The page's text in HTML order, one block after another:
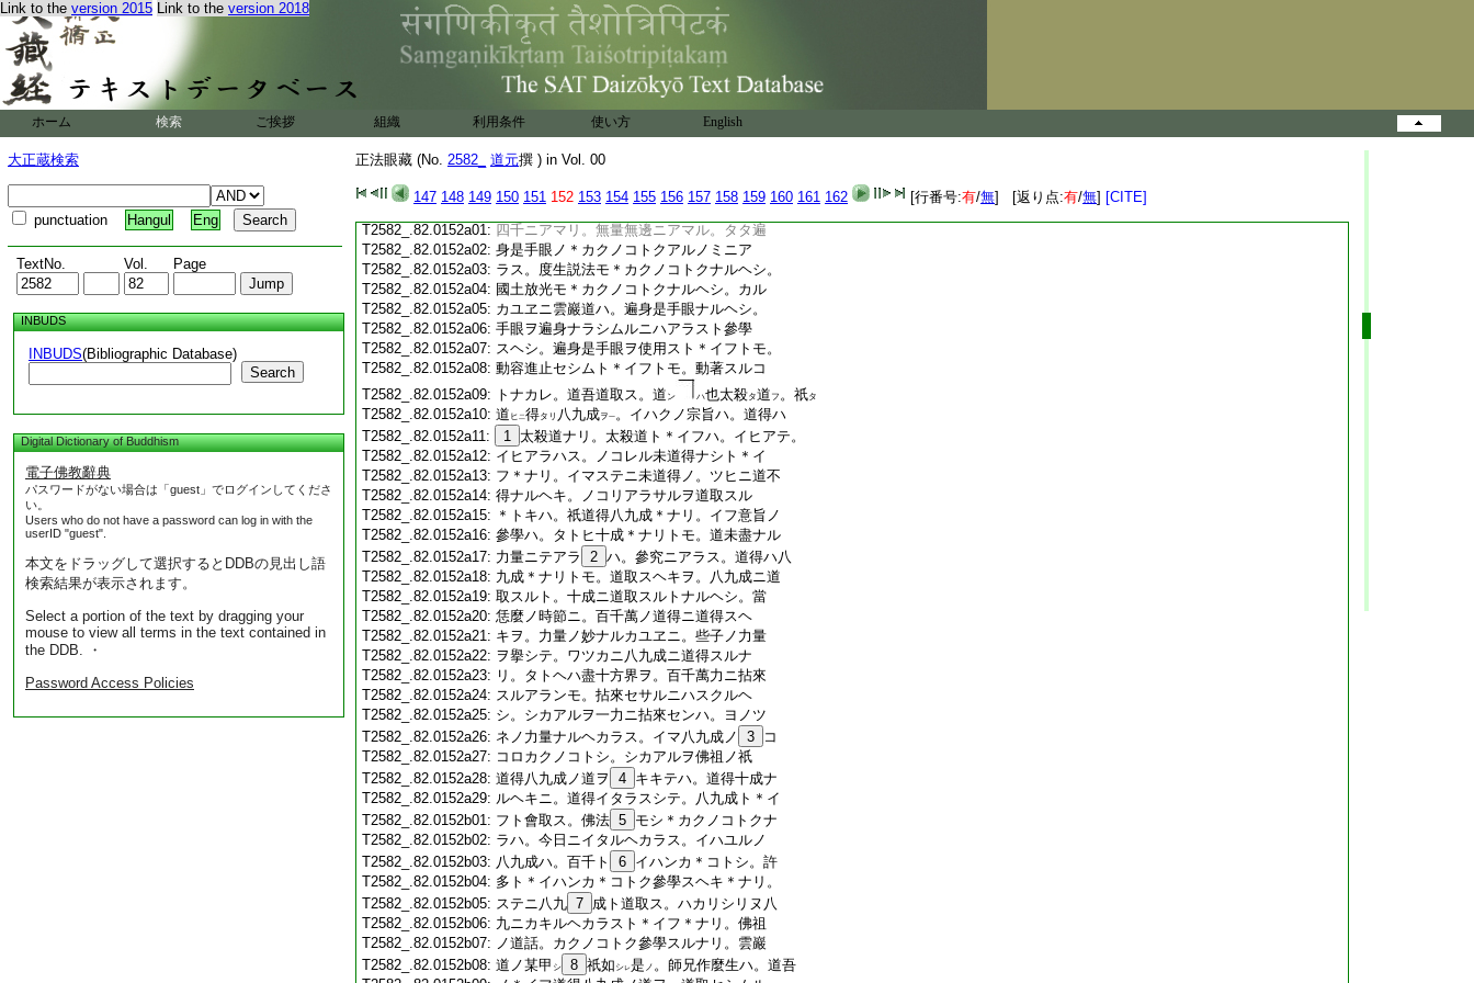
Link to the version 2015 Link to the version 2018
ホーム 検索 ご挨拶 組織 利用条件 使い方 English
大正蔵検索
punctuation Hangul Eng
TextNo. Vol. Page
INBUDS
INBUDS(Bibliographic Database)
Search
Digital Dictionary of Buddhism
電子佛教辭典
パスワードがない場合は「guest」でログインしてくださ
い。
Users who do not have a password can log in with the
userID "guest".
本文をドラッグして選択するとDDBの見出し語
検索結果が表示されます。
Select a portion of the text by dragging your
mouse to view all terms in the text contained in
the DDB. ・
Password Access Policies
正法眼藏 (No. 2582_ 道元撰 ) in Vol. 00
147 148 149 150 151 152 153 154 155 156 157 158 159 160 161 162 [行番号:有/無] [返り点:有/無] [CITE]
T2582_.82.0151c19:枕子ヲ講誦スルニ。遍身コレ手眼ナリト
T2582_.82.0151c20: 道取セルト參學スル觀音ノミ 40 オホシ。
T2582_.82.0151c21:＊コノ觀音タトヒ觀音ナリトモ。未道得ナ
T2582_.82.0151c22:
ル觀音＊ナリ。雲巖 41
道ノ遍身是手眼ト＊イ
フハ。手眼是身遍ト＊イフニアラス。遍ハタ
T2582_.82.0151c24:トヒ遍界＊ナリトモ。身手眼ノ正當恁麼ハ。
T2582_.82.0151c25:遍ノ所遍ナルヘカラス。身手眼ニ。タトヒ
T2582_.82.0151c26:遍ノ功徳アリトモ。攙奪行市ノ手眼ニア
T2582_.82.0151c27:ラサルヘシ。手眼ノ功徳ハ。是ト認スル見
T2582_.82.0151c28: 取。行取。説取アラサルヘシ。手眼ステニ許
T2582_.82.0152a01: 四千ニアマリ。無量無邊ニアマル。タタ遍
T2582_.82.0152a02: 身是手眼ノ＊カクノコトクアルノミニア
T2582_.82.0152a03: ラス。度生説法モ＊カクノコトクナルヘシ。
T2582_.82.0152a04: 國土放光モ＊カクノコトクナルヘシ。カル
T2582_.82.0152a05: カユヱニ雲巖道ハ。遍身是手眼ナルヘシ。
T2582_.82.0152a06: 手眼ヲ遍身ナラシムルニハアラスト參學
T2582_.82.0152a07: スヘシ。遍身是手眼ヲ使用スト＊イフトモ。
T2582_.82.0152a08: 動容進止セシムト＊イフトモ。動著スルコ
T2582_.82.0152a09: トナカレ。道吾道取ス。道 ン ハ也太殺タ道 フ 。祇タ
T2582_.82.0152a10: 道 ヒ 二得タリ 八九成ヲ一。イハクノ宗旨ハ。道得ハ
T2582_.82.0152a11:
1 太殺道ナリ。太殺道ト＊イフハ。イヒアテ。
T2582_.82.0152a12: イヒアラハス。ノコレル未道得ナシト＊イ
T2582_.82.0152a13: フ＊ナリ。イマステニ未道得ノ。ツヒニ道不
T2582_.82.0152a14: 得ナルヘキ。ノコリアラサルヲ道取スル
T2582_.82.0152a15: ＊トキハ。祇道得八九成＊ナリ。イフ意旨ノ
T2582_.82.0152a16: 參學ハ。タトヒ十成＊ナリトモ。道未盡ナル
T2582_.82.0152a17: 力量ニテアラ 2 ハ。參究ニアラス。道得ハ八
T2582_.82.0152a18: 九成＊ナリトモ。道取スヘキヲ。八九成ニ道
T2582_.82.0152a19: 取スルト。十成ニ道取スルトナルヘシ。當
T2582_.82.0152a20: 恁麼ノ時節ニ。百千萬ノ道得ニ道得スヘ
T2582_.82.0152a21: キヲ。力量ノ妙ナルカユヱニ。些子ノ力量
T2582_.82.0152a22: ヲ擧シテ。ワツカニ八九成ニ道得スルナ
T2582_.82.0152a23: リ。タトヘハ盡十方界ヲ。百千萬力ニ拈來
T2582_.82.0152a24: スルアランモ。拈來セサルニハスクルヘ
T2582_.82.0152a25: シ。シカアルヲ一力ニ拈來センハ。ヨノツ
T2582_.82.0152a26: ネノ力量ナルヘカラス。イマ八九成ノ 3
コ
T2582_.82.0152a27: コロカクノコトシ。シカアルヲ佛祖ノ祇
T2582_.82.0152a28: 道得八九成ノ道ヲ 4 キキテハ。道得十成ナ
T2582_.82.0152a29: ルヘキニ。道得イタラスシテ。八九成ト＊イ
T2582_.82.0152b01: フト會取ス。佛法 5 モシ＊カクノコトクナ
T2582_.82.0152b02: ラハ。今日ニイタルヘカラス。イハユルノ
T2582_.82.0152b03: 八九成ハ。百千ト 6 イハンカ＊コトシ。許
T2582_.82.0152b04: 多ト＊イハンカ＊コトク參學スヘキ＊ナリ。
T2582_.82.0152b05: ステニ八九 7 成ト道取ス。ハカリシリヌ八
T2582_.82.0152b06: 九ニカキルヘカラスト＊イフ＊ナリ。佛祖
T2582_.82.0152b07: ノ道話。カクノコトク參學スルナリ。雲巖
T2582_.82.0152b08: 道ノ某甲 シ 8 祇如 シレ是 ノ 。師兄作麼生ハ。道吾